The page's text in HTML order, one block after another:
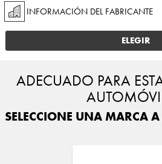
INFORMACIÓN DEL FABRICANTE
ELEGIR
ADECUADO PARA
SELECCIONE UNA MARCA